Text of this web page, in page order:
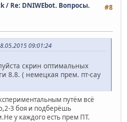
#8
/ Re: DNIWEbot. Вопросы.
09:01:24
скрин оптимальных
8.8. ( немецкая прем. пт-сау
путём всё
3 боя и подберёшь
у каждого есть прем ПТ.